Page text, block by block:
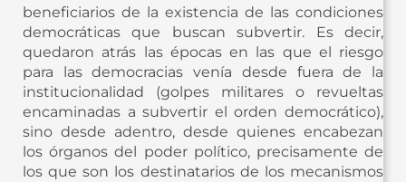
beneficiarios de la existencia de las condiciones
democráticas que buscan subvertir. Es decir,
quedaron atrás las épocas en las que el riesgo
para las democracias venía desde fuera de la
institucionalidad (golpes militares o revueltas
encaminadas a subvertir el orden democrático),
sino desde adentro, desde quienes encabezan
los órganos del poder político, precisamente de
los que son los destinatarios de los mecanismos